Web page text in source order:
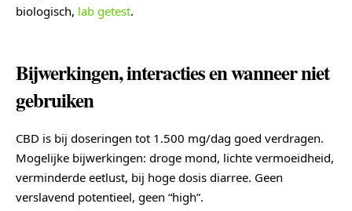
biologisch, lab getest.
Bijwerkingen, interacties en wanneer niet
gebruiken
CBD is bij doseringen tot 1.500 mg/dag goed verdragen.
Mogelijke bijwerkingen: droge mond, lichte vermoeidheid,
verminderde eetlust, bij hoge dosis diarree. Geen
verslavend potentieel, geen “high”.